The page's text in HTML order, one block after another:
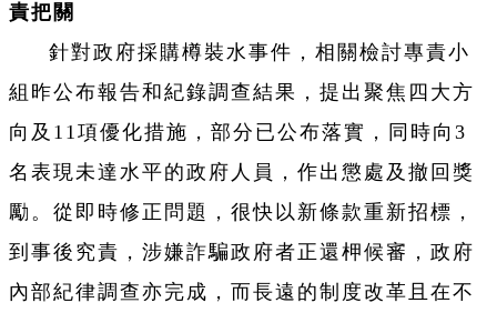
責把關
針對政府採購樽裝水事件，相關檢討專責小
組昨公布報告和紀錄調查結果，提出聚焦四大方
向及11項優化措施，部分已公布落實，同時向3
名表現未達水平的政府人員，作出懲處及撤回獎
勵。從即時修正問題，很快以新條款重新招標，
到事後究責，涉嫌詐騙政府者正還柙候審，政府
內部紀律調查亦完成，而長遠的制度改革且在不